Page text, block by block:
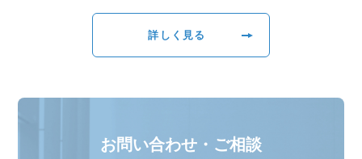
詳しく見る
お問い合わせ・ご相談